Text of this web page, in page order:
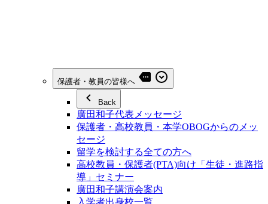
保護者・教員の皆様へ
Back
廣田和子代表メッセージ
保護者・高校教員・本学OBOGからのメッ
セージ
留学を検討する全ての方へ
高校教員・保護者(PTA)向け「生徒・進路指
導」セミナー
廣田和子講演会案内
入学者出身校一覧